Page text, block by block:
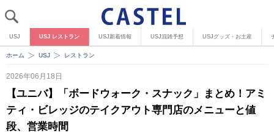
USJ USJ レストラン USJ新着情報 USJ混雑予想 USJグッズ・お土産
ホーム USJ レストラン
2026年06月18日
【ユニバ】「ボードウォーク・スナック」まとめ！アミ
ティ・ビレッジのテイクアウト専門店のメニューと値
段、営業時間